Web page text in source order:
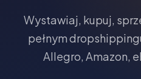
Wystawiaj, kupuj,
pełnym
Allegro, Amazon,